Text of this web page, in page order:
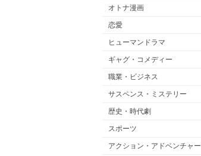
オトナ漫画
恋愛
ヒューマンドラマ
ギャグ・コメディー
職業・ビジネス
サスペンス・ミステリー
歴史・時代劇
スポーツ
アクション・アドベンチャー